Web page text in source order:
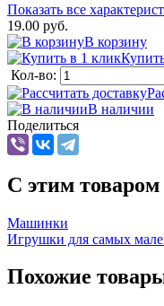
Показать все
19.00 руб.
В корзину
Кол-во:
В наличии
Поделиться
C этим
Машинки
Игрушки для самых
Похожие